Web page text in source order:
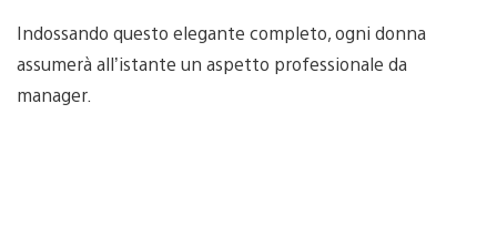
Indossando questo elegante completo, ogni donna
assumerà all’istante un aspetto professionale da
manager.